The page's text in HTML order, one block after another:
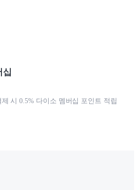
십
시 0.5% 다이소 멤버십 포인트 적립